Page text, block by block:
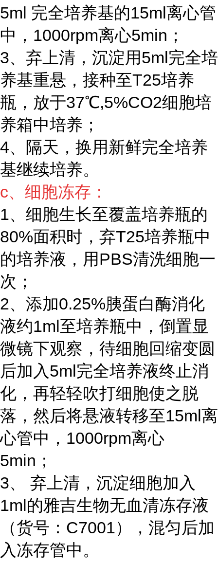
5ml 完全培养基的15ml离心管
中，1000rpm离心5min；
3、弃上清，沉淀用5ml完全培
养基重悬，接种至T25培养
瓶，放于37℃,5%CO2细胞培
养箱中培养；
4、隔天，换用新鲜完全培养
基继续培养。
c、细胞冻存：
1、细胞生长至覆盖培养瓶的
80%面积时，弃T25培养瓶中
的培养液，用PBS清洗细胞一
次；
2、添加0.25%胰蛋白酶消化
液约1ml至培养瓶中，倒置显
微镜下观察，待细胞回缩变圆
后加入5ml完全培养液终止消
化，再轻轻吹打细胞使之脱
落，然后将悬液转移至15ml离
心管中，1000rpm离心
5min；
3、 弃上清，沉淀细胞加入
1ml的雅吉生物无血清冻存液
（货号：C7001），混匀后加
入冻存管中。